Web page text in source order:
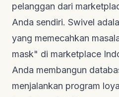
pelanggan dari
Anda sendiri. Swivel
yang memecahkan
mask" di marketplace
Anda membangun
menjalankan program